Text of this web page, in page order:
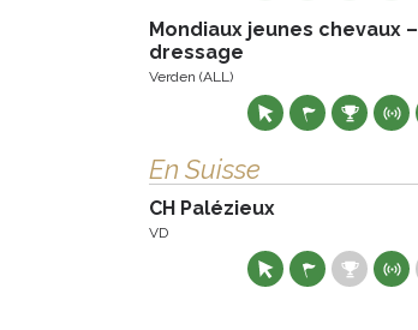
Mondiaux jeunes chevaux –
dressage
Verden (ALL)
En Suisse
CH Palézieux
VD